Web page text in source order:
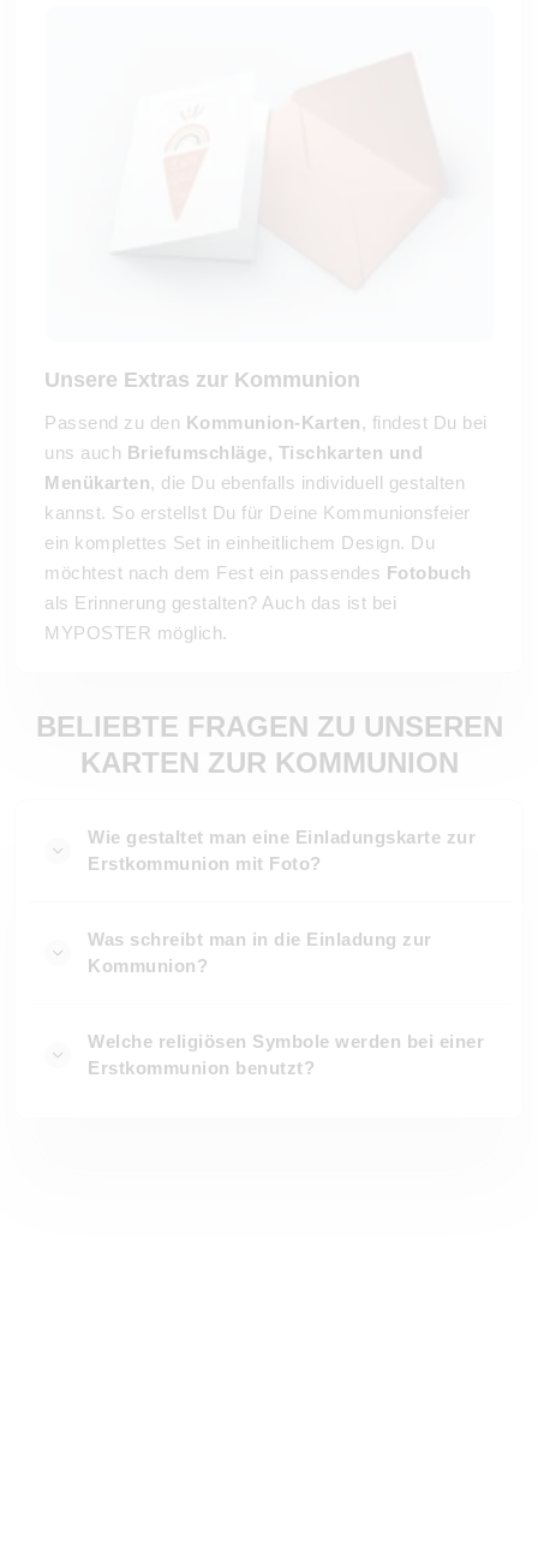
Unsere Extras zur Kommunion
Passend zu den Kommunion-Karten, findest Du bei
uns auch Briefumschläge, Tischkarten und
Menükarten, die Du ebenfalls individuell gestalten
kannst. So erstellst Du für Deine Kommunionsfeier
ein komplettes Set in einheitlichem Design. Du
möchtest nach dem Fest ein passendes Fotobuch
als Erinnerung gestalten? Auch das ist bei
MYPOSTER möglich.
BELIEBTE FRAGEN ZU UNSEREN
KARTEN ZUR KOMMUNION
Wie gestaltet man eine Einladungskarte zur
Erstkommunion mit Foto?
Was schreibt man in die Einladung zur
Kommunion?
Welche religiösen Symbole werden bei einer
Erstkommunion benutzt?